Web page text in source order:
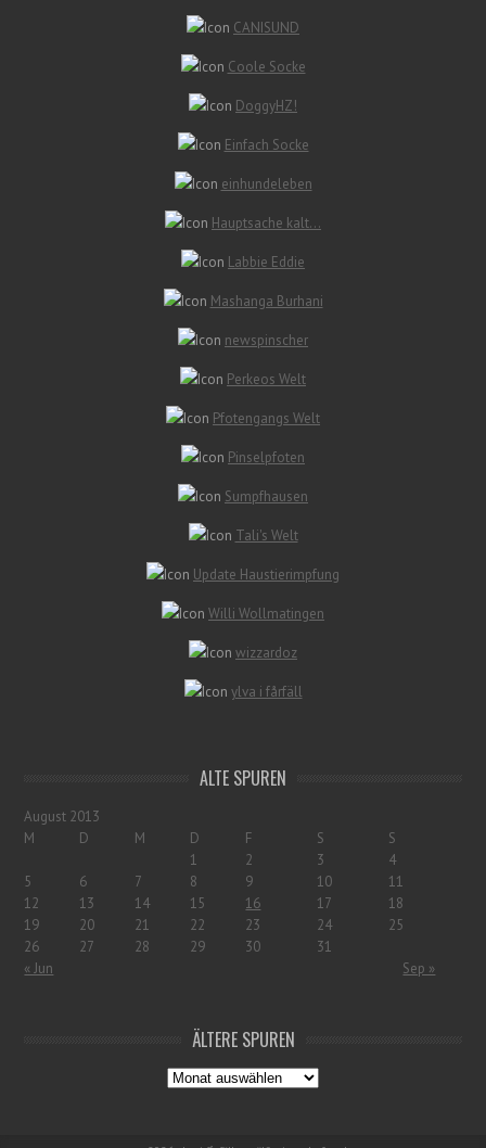
CANISUND
Coole Socke
DoggyHZ!
Einfach Socke
einhundeleben
Hauptsache kalt…
Labbie Eddie
Mashanga Burhani
newspinscher
Perkeos Welt
Pfotengangs Welt
Pinselpfoten
Sumpfhausen
Tali's Welt
Update Haustierimpfung
Willi Wollmatingen
wizzardoz
ylva i fårfäll
ALTE SPUREN
August 2013
M
D M D F S S
« Jun Sep »
1 2 3
4
5
6 7 8 9 10
11
12
13 14 15 16 17
18
19
20 21 22 23 24
25
26
27 28 29 30 31
ÄLTERE SPUREN